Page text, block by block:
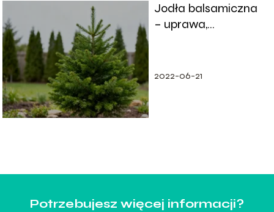
Jodła balsamiczna
– uprawa,
2022-06-21
Potrzebujesz więcej informacji?